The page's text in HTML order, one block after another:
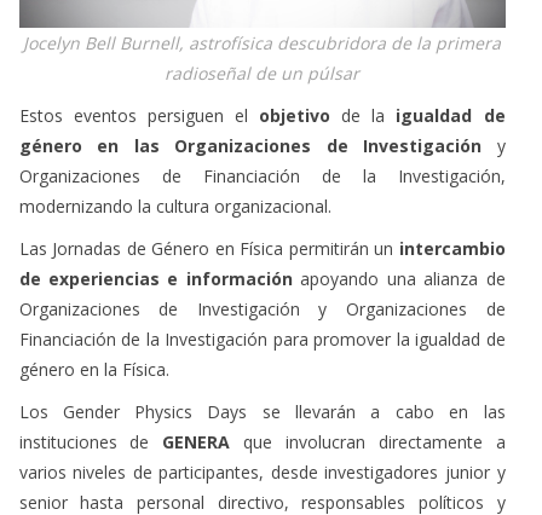
Jocelyn Bell Burnell, astrofísica descubridora de la primera
radioseñal de un púlsar
Estos eventos persiguen el objetivo de la igualdad de
género en las Organizaciones de Investigación y
Organizaciones de Financiación de la Investigación,
modernizando la cultura organizacional.
Las Jornadas de Género en Física permitirán un intercambio
de experiencias e informaciónapoyando una alianza de
Organizaciones de Investigación y Organizaciones de
Financiación de la Investigación para promover la igualdad de
género en la Física.
Los Gender Physics Days se llevarán a cabo en las
instituciones de GENERA que involucran directamente a
varios niveles de participantes, desde investigadores junior y
senior hasta personal directivo, responsables políticos y